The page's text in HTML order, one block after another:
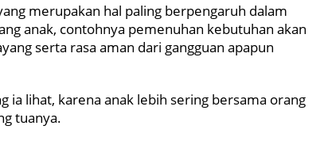
merupakan hal paling berpengaruh dalam
anak, contohnya pemenuhan kebutuhan akan
serta rasa aman dari gangguan apapun
ia lihat, karena anak lebih sering bersama orang
tuanya.